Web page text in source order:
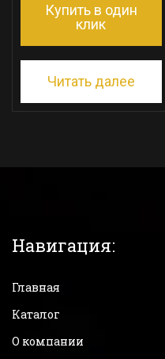
Купить в один
клик
Читать далее
Навигация:
Главная
Каталог
О компании